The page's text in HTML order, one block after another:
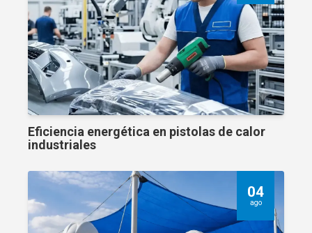
Eficiencia energética en pistolas de calor
industriales
04
ago